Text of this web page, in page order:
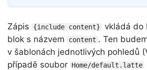
Zápis {include content}
vkládá do
blok s názvem
content . Ten
v šablonách jednotlivých pohledů
případě soubor Home/default.latte